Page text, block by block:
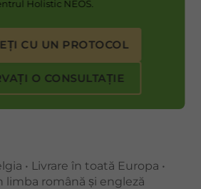
• Livrare în toată Europa •
limba română și engleză